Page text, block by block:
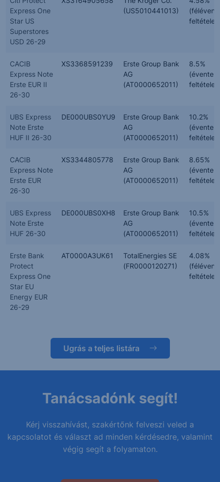
Express One
Star US
Superstores
USD 26-29
(US5010441013)
CACIB
Express Note
Erste EUR II
26-30
XS3368591239
Erste Group Bank
AG
(AT0000652011)
8.5%
(évente,
UBS Express
Note Erste
HUF II 26-30
DE000UBS0YU9
Erste Group Bank
AG
(AT0000652011)
10.2%
(évente,
CACIB
Express Note
Erste EUR
26-30
XS3344805778
Erste Group Bank
AG
(AT0000652011)
8.65%
(évente,
UBS Express
Note Erste
HUF 26-30
DE000UBS0XH8
Erste Group Bank
AG
(AT0000652011)
10.5%
(évente,
Erste Bank
Protect
Express One
Star EU
Energy EUR
26-29
AT0000A3UK61
TotalEnergies SE
(FR0000120271)
4.08%
Ugrás a teljes listára
Tanácsadónk segít!
Kérj visszahívást, szakértőnk felveszi veled a
kapcsolatot és választ ad minden kérdésedre, valamint
végig segít a folyamaton.